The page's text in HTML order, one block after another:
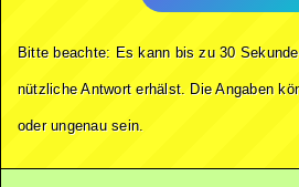
Bitte beachte: Es kann bis zu 30
nützliche Antwort erhälst. Die Angaben
oder ungenau sein.